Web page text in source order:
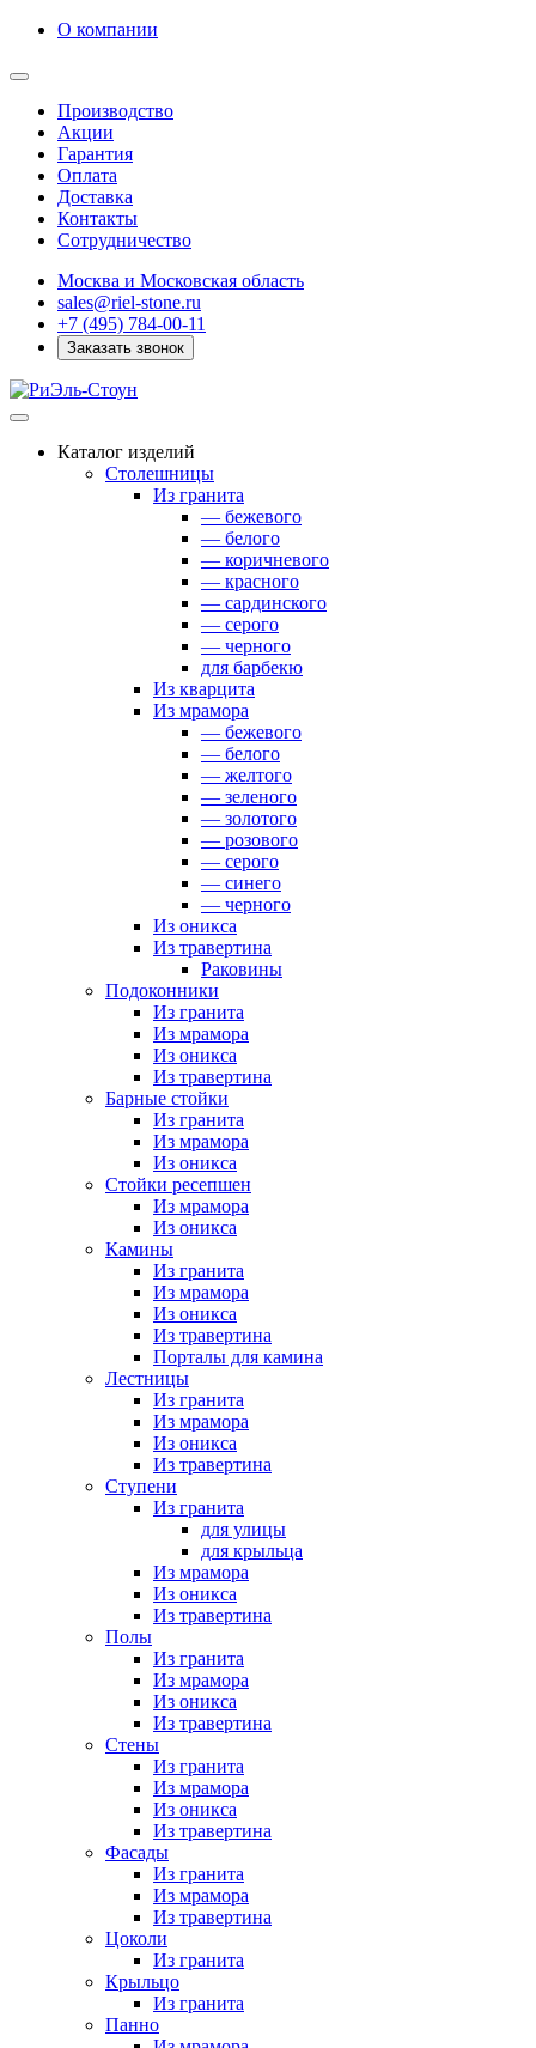
О компании
Производство
Акции
Гарантия
Оплата
Доставка
Контакты
Сотрудничество
Москва и Московская область
sales@riel-stone.ru
+7 (495) 784-00-11
Заказать звонок
Каталог изделий
Столешницы
Из гранита
— бежевого
— белого
— коричневого
— красного
— сардинского
— серого
— черного
для барбекю
Из кварцита
Из мрамора
— бежевого
— белого
— желтого
— зеленого
— золотого
— розового
— серого
— синего
— черного
Из оникса
Из травертина
Раковины
Подоконники
Из гранита
Из мрамора
Из оникса
Из травертина
Барные стойки
Из гранита
Из мрамора
Из оникса
Стойки ресепшен
Из мрамора
Из оникса
Камины
Из гранита
Из мрамора
Из оникса
Из травертина
Порталы для камина
Лестницы
Из гранита
Из мрамора
Из оникса
Из травертина
Ступени
Из гранита
для улицы
для крыльца
Из мрамора
Из оникса
Из травертина
Полы
Из гранита
Из мрамора
Из оникса
Из травертина
Стены
Из гранита
Из мрамора
Из оникса
Из травертина
Фасады
Из гранита
Из мрамора
Из травертина
Цоколи
Из гранита
Крыльцо
Из гранита
Панно